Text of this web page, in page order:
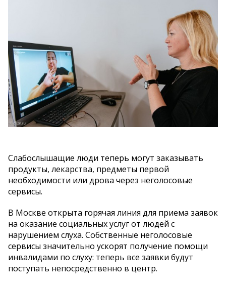
Слабослышащие люди теперь могут заказывать
продукты, лекарства, предметы первой
необходимости или дрова через неголосовые
сервисы.
В Москве открыта горячая линия для приема заявок
на оказание социальных услуг от людей с
нарушением слуха. Собственные неголосовые
сервисы значительно ускорят получение помощи
инвалидами по слуху: теперь все заявки будут
поступать непосредственно в центр.